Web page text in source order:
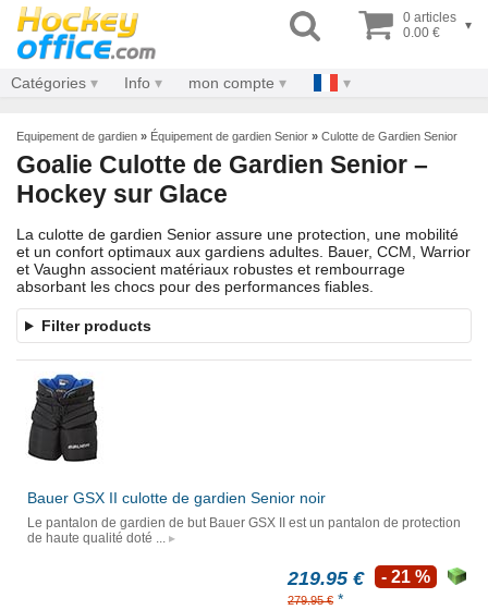
0 articles
0.00 €
▾
Catégories Info mon compte
Equipement de gardien » Équipement de gardien Senior » Culotte de Gardien Senior
Goalie Culotte de Gardien Senior –
Hockey sur Glace
La culotte de gardien Senior assure une protection, une mobilité
et un confort optimaux aux gardiens adultes. Bauer, CCM, Warrior
et Vaughn associent matériaux robustes et rembourrage
absorbant les chocs pour des performances fiables.
Filter products
Bauer GSX II culotte de gardien Senior noir
Le pantalon de gardien de but Bauer GSX II est un pantalon de protection
de haute qualité doté ...
219.95 €
279.95 € *
- 21 %